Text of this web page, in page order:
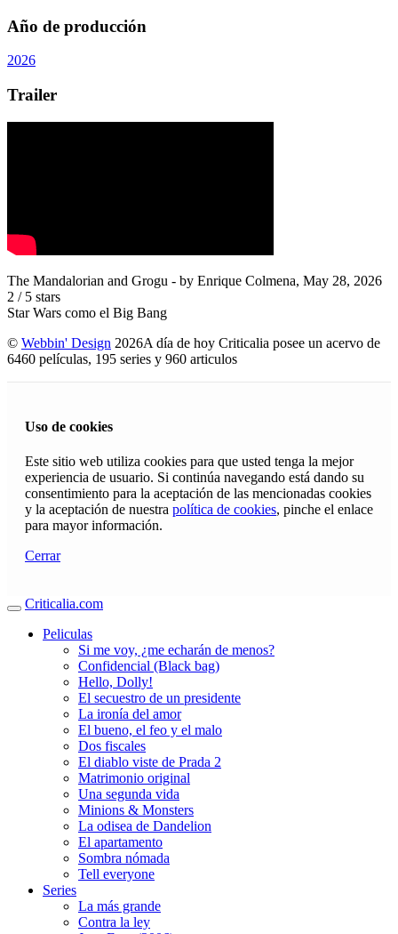
Año de producción
2026
Trailer
The Mandalorian and Grogu - by Enrique Colmena, May 28, 2026
2 / 5 stars
Star Wars como el Big Bang
© Webbin' Design 2026A día de hoy Criticalia posee un acervo de
6460 películas, 195 series y 960 articulos
Uso de cookies
Este sitio web utiliza cookies para que usted tenga la mejor
experiencia de usuario. Si continúa navegando está dando su
consentimiento para la aceptación de las mencionadas cookies
y la aceptación de nuestra política de cookies, pinche el enlace
para mayor información.
Cerrar
Criticalia.com
Peliculas
Si me voy, ¿me echarán de menos?
Confidencial (Black bag)
Hello, Dolly!
El secuestro de un presidente
La ironía del amor
El bueno, el feo y el malo
Dos fiscales
El diablo viste de Prada 2
Matrimonio original
Una segunda vida
Minions & Monsters
La odisea de Dandelion
El apartamento
Sombra nómada
Tell everyone
Series
La más grande
Contra la ley